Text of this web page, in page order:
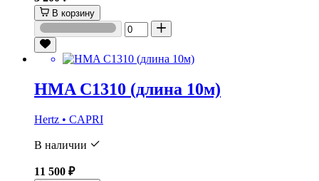
В корзину
HMA C1310 (длина 10м)
Hertz • CAPRI
В наличии
11 500 ₽